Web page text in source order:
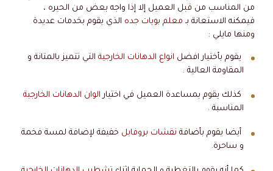
من المناسب من قبل العميل إلا إذا واجه بعض من الحيره ،
فيمكنه الاستعانة بـ معلم بويات جده الذي يقوم بخدمات عديدة
ومنها مايلي :
يقوم بأختيار افضل انواع الدهانات الخارجية التي تتميز بالمتانة و
المقاومة العالية .
كذلك يقوم بمساعدة العميل في اختيار الوان الدهانات الخارجية
المناسبة .
أيضا يقوم بأضافة نقشات بروفايل خفيفة لإضافة لمسة فخمة
و ساحرة.